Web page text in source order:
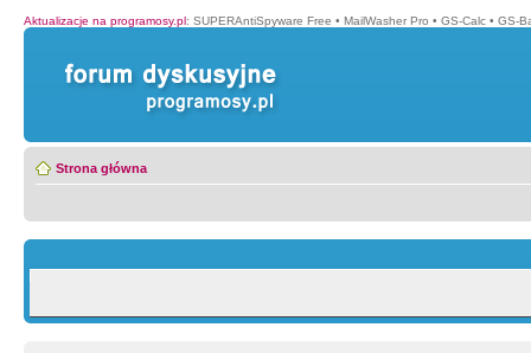
Aktualizacje na programosy.pl: SUPERAntiSpyware Free • MailWasher Pro • GS-Calc • GS-
Strona główna